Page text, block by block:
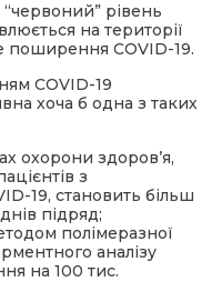
рівень
на території
поширення COVID-19.
COVID-19
хоча б одна з таких
охорони здоров’я,
з
19, становить більш
підряд;
полімеразної
аналізу
на 100 тис.